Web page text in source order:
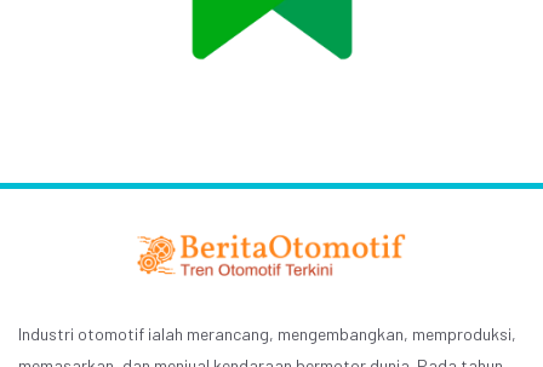
Industri otomotif ialah merancang, mengembangkan, memproduksi,